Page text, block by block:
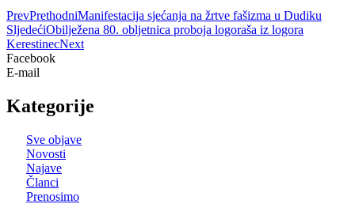
PrevPrethodniManifestacija sjećanja na žrtve fašizma u Dudiku
SljedećiObilježena 80. obljetnica proboja logoraša iz logora
KerestinecNext
Facebook
E-mail
Kategorije
Sve objave
Novosti
Najave
Članci
Prenosimo